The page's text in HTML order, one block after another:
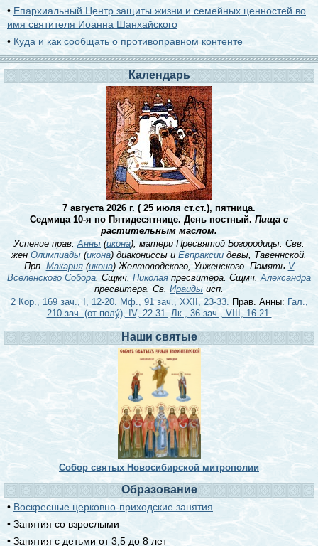
• Епархиальный Центр защиты жизни и семейных ценностей во
имя святителя Иоанна Шанхайского
• Куда и как сообщать о противоправном контенте
Календарь
7 августа 2026 г. ( 25 июля ст.ст.), пятница.
Седмица 10-я по Пятидесятнице. День постный. Пища с
растительным маслом.
Успение прав.Анны (икона), матери Пресвятой Богородицы. Свв.
жен Олимпиады (икона) диакониссы и Евпраксии девы, Тавеннской.
Прп.Макария(икона) Желтоводского, Унженского. Память V
Вселенского Собора. Сщмч. Николая пресвитера. Сщмч.Александра
пресвитера. Св. Ираидыисп.
2 Кор., 169 зач., I, 12-20. Мф., 91 зач., XXII, 23-33. Прав. Анны: Гал.,
210 зач. (от полу́), IV, 22-31. Лк., 36 зач., VIII, 16-21.
Наши святые
Собор святых Новосибирской митрополии
Образование
• Воскресные церковно-приходские занятия
• Занятия со взрослыми
• Занятия с детьми от 3,5 до 8 лет